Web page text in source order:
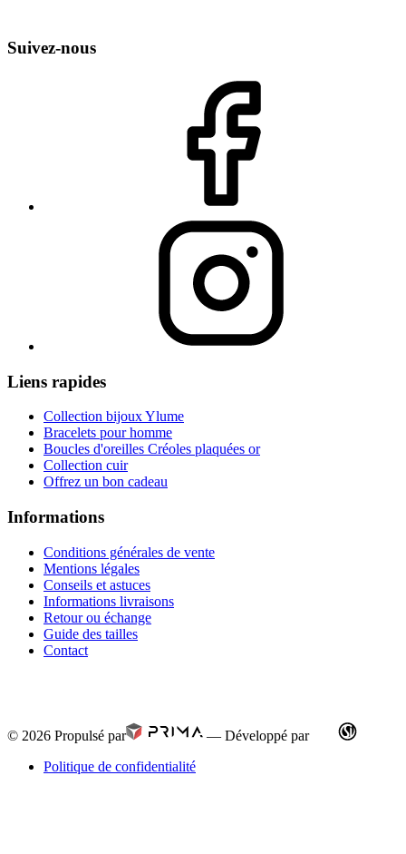
Suivez-nous
Liens rapides
Collection bijoux Ylume
Bracelets pour homme
Boucles d'oreilles Créoles plaquées or
Collection cuir
Offrez un bon cadeau
Informations
Conditions générales de vente
Mentions légales
Conseils et astuces
Informations livraisons
Retour ou échange
Guide des tailles
Contact
© 2026 Propulsé par — Développé par
Politique de confidentialité